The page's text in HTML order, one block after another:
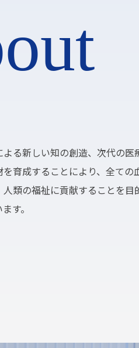
る新しい知の創造、次代の医
を育成することにより、全ての
類の福祉に貢献することを目
す。